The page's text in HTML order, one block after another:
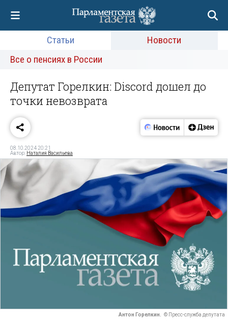
Статьи
Новости
Все о пенсиях в России
Депутат Горелкин: Discord дошел до
точки невозврата
08.10.2024 20:21
Автор: Наталия Васильева
Антон Горелкин. © Пресс-служба депутата